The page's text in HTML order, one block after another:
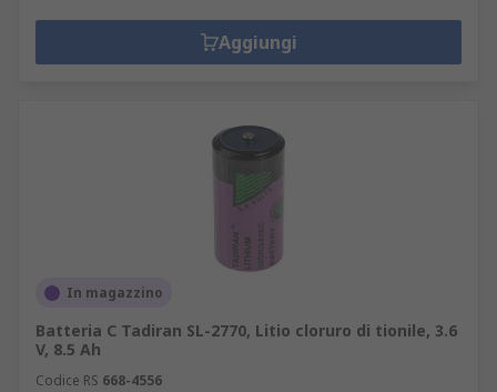
Aggiungi
In magazzino
Batteria C Tadiran SL-2770, Litio cloruro di tionile, 3.6
V, 8.5 Ah
Codice RS 668-4556